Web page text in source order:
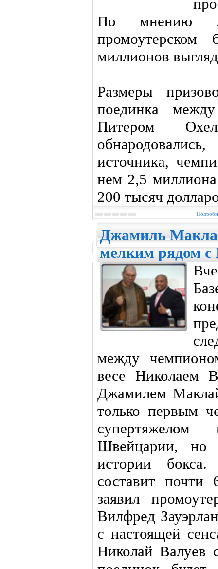
По мнению
миллионов
Размеры
поединка
Питером
источника,
нем 2,5
200 тысяч
Джамиль
мелким рядом
между
весе Николаем
Джамилем
только первым
Швейцарии,
истории
составит
заявил
Вилфред
с настоящей
Николай Валуев